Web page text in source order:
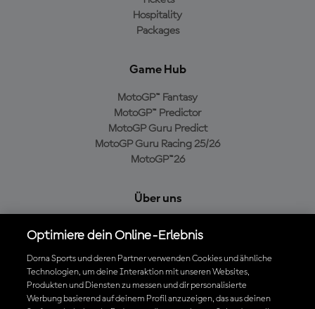
Hospitality
Packages
Game Hub
MotoGP™ Fantasy
MotoGP™ Predictor
MotoGP Guru Predict
MotoGP Guru Racing 25/26
MotoGP™26
Über uns
Cookie-Richtlinien
Geschäftsbedingungen
Datenschutzrichtlinien
Kaufrichtlinie
Optimiere dein Online-Erlebnis
Dorna Sports und deren Partner verwenden Cookies und ähnliche
Technologien, um deine Interaktion mit unseren Websites,
Produkten und Diensten zu messen und dir personalisierte
Werbung basierend auf deinem Profil anzuzeigen, das aus deinen